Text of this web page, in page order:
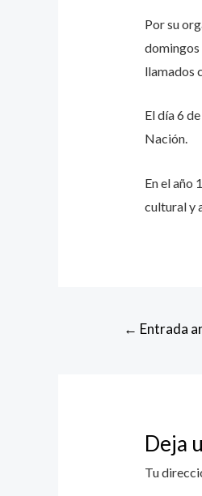
Por su
domingos
llamados
El día 6
Nación.
En el año
cultural y
Navegación
← Entrada
Deja
Tu